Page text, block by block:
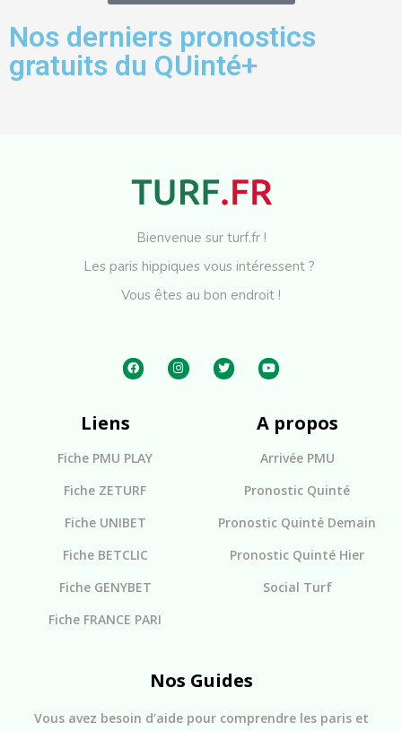
Nos derniers pronostics
gratuits du QUinté+
Bienvenue sur turf.fr !
Les paris hippiques vous intéressent ?
Vous êtes au bon endroit !
Liens
Fiche PMU PLAY
Fiche ZETURF
Fiche UNIBET
Fiche BETCLIC
Fiche GENYBET
Fiche FRANCE PARI
A propos
Arrivée PMU
Pronostic Quinté
Pronostic Quinté Demain
Pronostic Quinté Hier
Social Turf
Nos Guides
Vous avez besoin d’aide pour comprendre les paris et